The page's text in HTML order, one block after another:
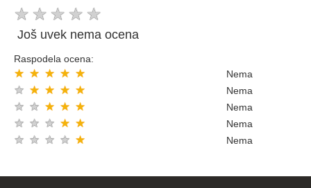
★ ★ ★ ★ ★
Još uvek nema ocena
Raspodela ocena:
★
★
★
★
★ Nema
★
★
★
★
★ Nema
★
★
★
★
★ Nema
★
★
★
★
★ Nema
★
★
★
★
★ Nema